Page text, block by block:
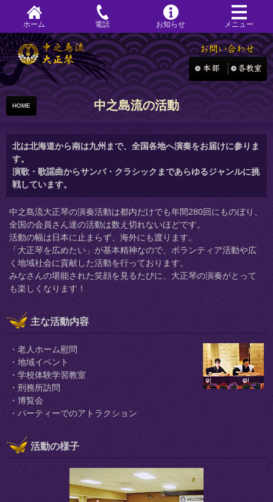
ホーム 電話 お知らせ メニュー
HOME 中之島流の活動
北は北海道から南は九州まで、全国各地へ演奏をお届けに参りま
す。
演歌・歌謡曲からサンバ・クラシックまであらゆるジャンルに挑
戦しています。
中之島流大正琴の演奏活動は都内だけでも年間280回にものぼり、
全国の会員さん達の活動は数え切れないほどです。
活動の幅は日本に止まらず、海外にも渡ります。
「大正琴を広めたい」が基本精神なので、ボランティア活動や広
く地域社会に貢献した活動を行っております。
みなさんの堪能された笑顔を見るたびに、大正琴の演奏がとって
も楽しくなります！
主な活動内容
・老人ホーム慰問
・地域イベント
・学校体験学習教室
・刑務所訪問
・博覧会
・パーティーでのアトラクション
活動の様子